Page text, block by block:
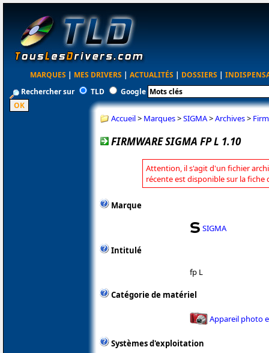
MARQUES | MES DRIVERS | ACTUALITÉS | DOSSIERS |
Rechercher sur
TLD Google
Accueil> Marques>SIGMA>Archives>
FIRMWARE SIGMA FP L 1.10
Attention, il s'agit d'un fichier
récente est disponible sur la fiche
Marque
SIGMA
Intitulé
fp L
Catégorie de matériel
Appareil photo
Systèmes d'exploitation